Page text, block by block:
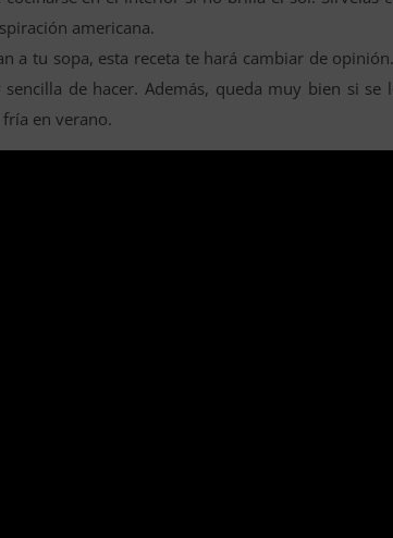
americana.
a tu sopa, esta receta te hará cambiar de
de hacer. Además, queda muy bien si se
en verano.